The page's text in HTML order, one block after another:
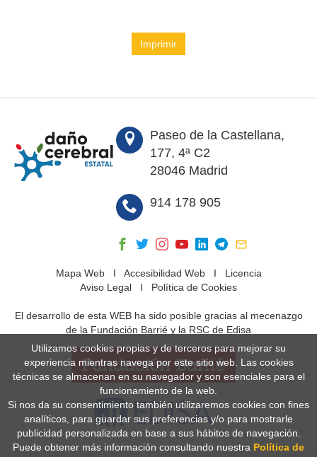
Imprimir
Paseo de la Castellana,
177, 4ª C2
28046 Madrid
914 178 905
Mapa WebI Accesibilidad WebI Licencia
Aviso Legal I Política de Cookies
El desarrollo de esta WEB ha sido posible gracias al mecenazgo
de la Fundación Barrié y la RSC de Edisa
Utilizamos cookies propias y de terceros para mejorar su
experiencia mientras navega por este sitio web. Las cookies
técnicas se almacenan en su navegador y son esenciales para el
funcionamiento de la web.
Si nos da su consentimiento también utilizaremos cookies con fines
analíticos, para guardar sus preferencias y/o para mostrarle
publicidad personalizada en base a sus hábitos de navegación.
Puede obtener más información consultando nuestra Política de